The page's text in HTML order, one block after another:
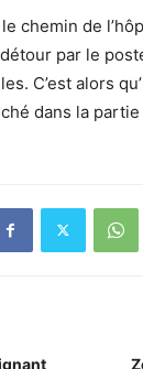
chemin de
par le
C’est alors
dans la